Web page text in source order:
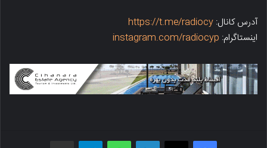
آدرس کانال: https://t.me/radiocy
اینستاگرام: instagram.com/radiocyp
فیسبوک X لینکدین واتس اپ تلگرام